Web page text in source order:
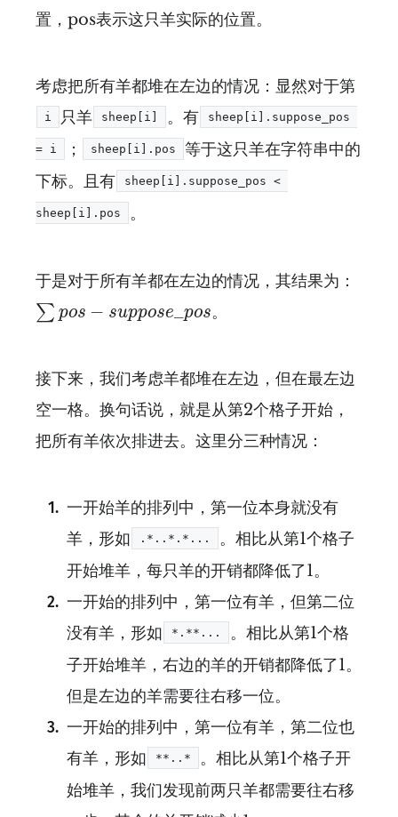
置，pos表示这只羊实际的位置。
考虑把所有羊都堆在左边的情况：显然对于第
i 只羊 sheep[i] 。有 sheep[i].suppose_pos
= i ； sheep[i].pos
等于这只羊在字符串中的
下标。且有
sheep[i].suppose_pos <
sheep[i].pos 。
于是对于所有羊都在左边的情况，其结果为：
∑ pos − suppose pos
∑pos− uppose_po。
接下来，我们考虑羊都堆在左边，但在最左边
空一格。换句话说，就是从第2个格子开始，
把所有羊依次排进去。这里分三种情况：
一开始羊的排列中，第一位本身就没有
羊，形如
.*..*.*...
。相比从第1个格子
开始堆羊，每只羊的开销都降低了1。
一开始的排列中，第一位有羊，但第二位
没有羊，形如
*.**...
。相比从第1个格
子开始堆羊，右边的羊的开销都降低了1。
但是左边的羊需要往右移一位。
一开始的排列中，第一位有羊，第二位也
有羊，形如
**..*
。相比从第1个格子开
始堆羊，我们发现前两只羊都需要往右移